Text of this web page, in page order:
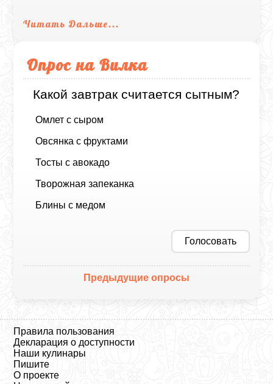
Читать Дальше...
Опрос на Вилка
Какой завтрак считается сытным?
Омлет с сыром
Овсянка с фруктами
Тосты с авокадо
Творожная запеканка
Блины с медом
Голосовать
Предыдущие опросы
Правила пользования
Декларация о доступности
Наши кулинары
Пишите
О проекте